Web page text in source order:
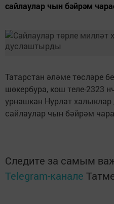
сайлаулар чын бәйрәм
Татарстан әләме төсләре
шөкербура, кош теле-2323
урнашкан Нурлат
сайлаулар чын бәйрәм
Следите за самым
Telegram-канале